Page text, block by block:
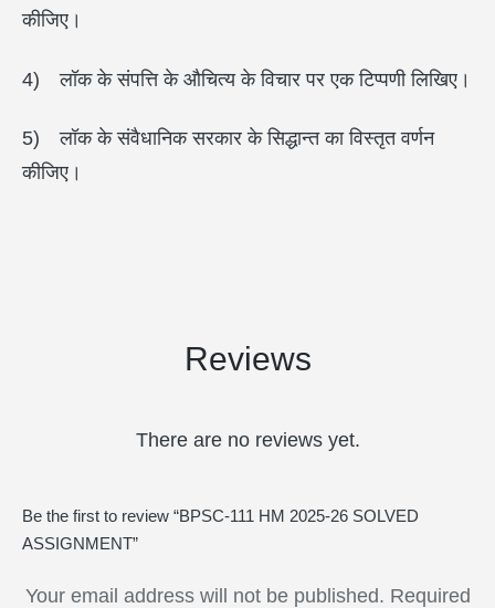
कीजिए।
4) लॉक के संपत्ति के औचित्य के विचार पर एक टिप्पणी लिखिए।
5) लॉक के संवैधानिक सरकार के सिद्धान्त का विस्तृत वर्णन
कीजिए।
Reviews
There are no reviews yet.
Be the first to review “BPSC-111 HM 2025-26 SOLVED
ASSIGNMENT”
Your email address will not be published. Required